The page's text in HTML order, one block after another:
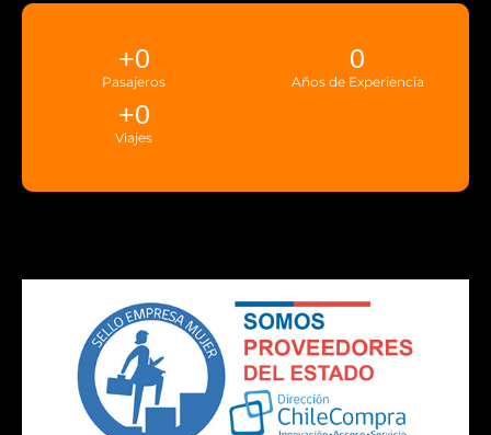
Pasajeros
+0
Años de Experiencia
0
Viajes
+0